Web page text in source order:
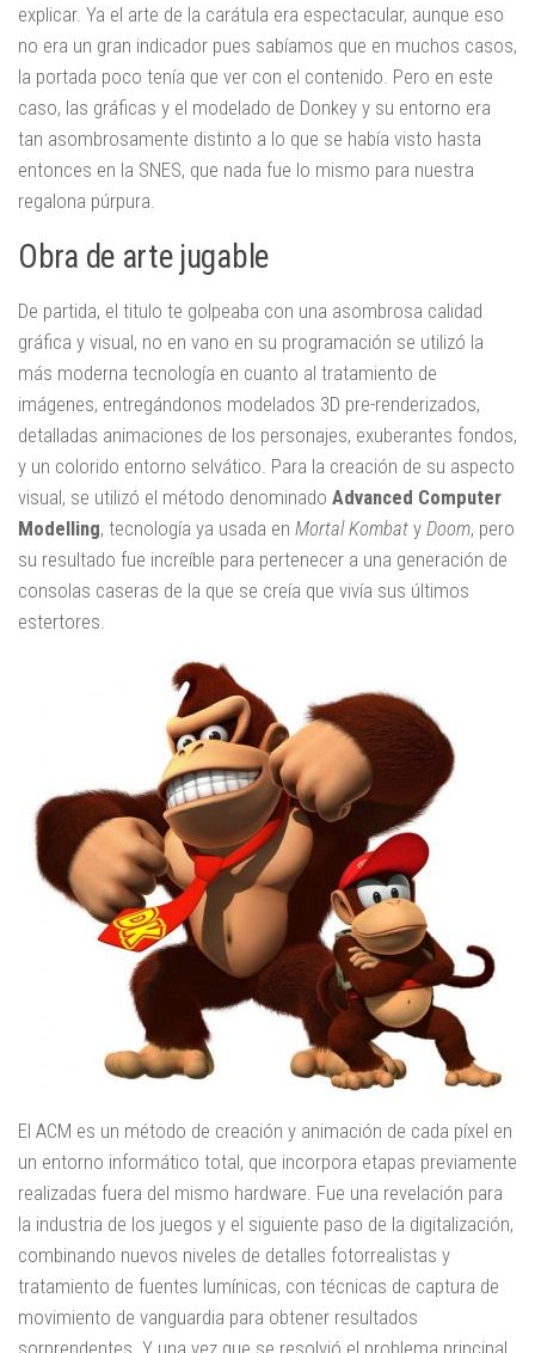
explicar. Ya el arte de la carátula era espectacular, aunque eso
no era un gran indicador pues sabíamos que en muchos casos,
la portada poco tenía que ver con el contenido. Pero en este
caso, las gráficas y el modelado de Donkey y su entorno era
tan asombrosamente distinto a lo que se había visto hasta
entonces en la SNES, que nada fue lo mismo para nuestra
regalona púrpura.
Obra de arte jugable
De partida, el titulo te golpeaba con una asombrosa calidad
gráfica y visual, no en vano en su programación se utilizó la
más moderna tecnología en cuanto al tratamiento de
imágenes, entregándonos modelados 3D pre-renderizados,
detalladas animaciones de los personajes, exuberantes fondos,
y un colorido entorno selvático. Para la creación de su aspecto
visual, se utilizó el método denominado Advanced Computer
Modelling, tecnología ya usada en Mortal Kombat y Doom, pero
su resultado fue increíble para pertenecer a una generación de
consolas caseras de la que se creía que vivía sus últimos
estertores.
El ACM es un método de creación y animación de cada píxel en
un entorno informático total, que incorpora etapas previamente
realizadas fuera del mismo hardware. Fue una revelación para
la industria de los juegos y el siguiente paso de la digitalización,
combinando nuevos niveles de detalles fotorrealistas y
tratamiento de fuentes lumínicas, con técnicas de captura de
movimiento de vanguardia para obtener resultados